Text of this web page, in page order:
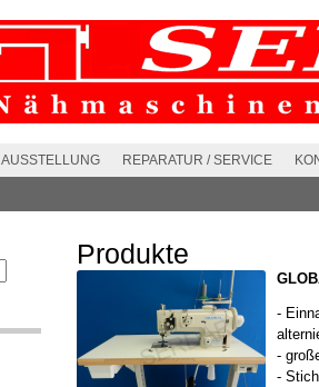
AUSSTELLUNG REPARATUR / SERVICE
Produkte
-
-
-